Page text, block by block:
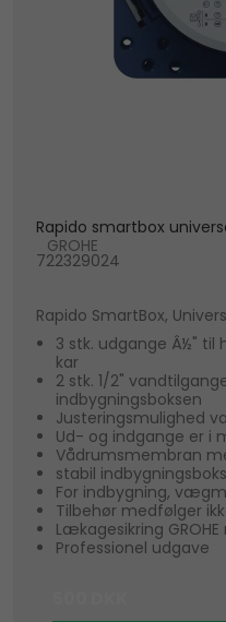
Rapido smartbox
GROHE
722329024
Rapido SmartBox,
3 stk. udgange Â½"
kar
2 stk. 1/2"
indbygningsboksen
Justeringsmulighed
Ud- og indgange er i
Vådrumsmembran
stabil
For indbygning,
Tilbehør medfølger
Lækagesikring
Professionel udgave